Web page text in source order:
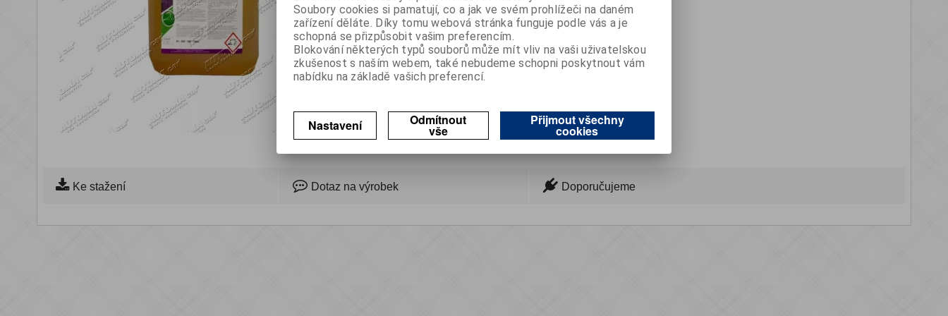


ks Koupit
NA DOTAZ
Ke stažení Dotaz na výrobek Doporučujeme
Soubory cookies si pamatují, co a jak ve svém prohlížeči na daném
zařízení děláte. Díky tomu webová stránka funguje podle vás a je
schopná se přizpůsobit vašim preferencím.
Blokování některých typů souborů může mít vliv na vaši uživatelskou
zkušenost s naším webem, také nebudeme schopni poskytnout vám
nabídku na základě vašich preferencí.
Nastavení Odmítnout
vše
Přijmout všechny
cookies